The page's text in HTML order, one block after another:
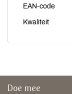
EAN-code
Kwaliteit
Doe mee